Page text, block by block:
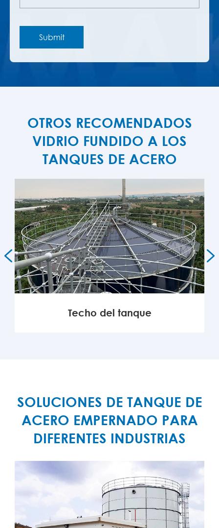
OTROS RECOMENDADOS
VIDRIO FUNDIDO A LOS
TANQUES DE ACERO
Techo del tanque
 
SOLUCIONES DE TANQUE DE
ACERO EMPERNADO PARA
DIFERENTES INDUSTRIAS